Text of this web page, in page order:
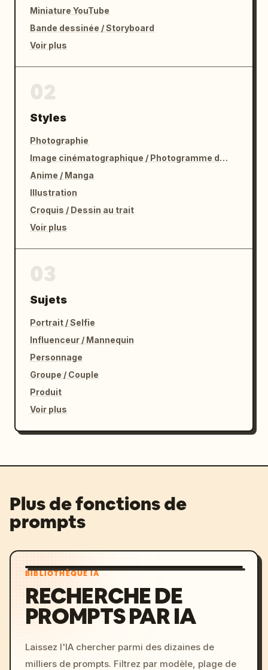
Miniature YouTube
Bande dessinée / Storyboard
Voir plus
Styles
Photographie
Image cinématographique / Photogramme de film
Anime / Manga
Illustration
Croquis / Dessin au trait
Voir plus
Sujets
Portrait / Selfie
Influenceur / Mannequin
Personnage
Groupe / Couple
Produit
Voir plus
Plus de fonctions de
prompts
BIBLIOTHÈQUE IA
RECHERCHE DE
PROMPTS PAR IA
Laissez l'IA chercher parmi des dizaines de
milliers de prompts. Filtrez par modèle, plage de